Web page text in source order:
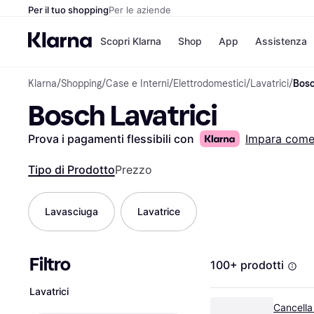
Per il tuo shoppingPer le aziende
Scopri Klarna
Opzioni di
Paga in 3 rate
Paga dopo 30 giorni
Shop
Negozi
eBay
App Assistenza
Klarna/Shopping/Case e Interni/Elettrodomestici/Lavatrici/
Bosch Lavatrici
Prova i pagamenti flessibili con Impara come
Tipo di ProdottoPrezzo
Lavasciuga Lavatrice
Filtro
Lavatrici
100+ prodotti